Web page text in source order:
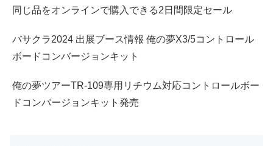
同じ品をオンラインで購入できる2日間限定セール
バサクラ2024 出展ブース情報 俺の夢X3/5コントロール
ボードコンバージョンキット
俺の夢ツアーTR-109専用リチウム対応コントロールボー
ドコンバージョンキット発売